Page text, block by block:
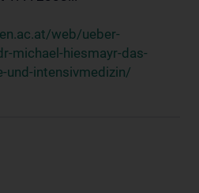
web/ueber-
michael-hiesmayr-das-
und-intensivmedizin/